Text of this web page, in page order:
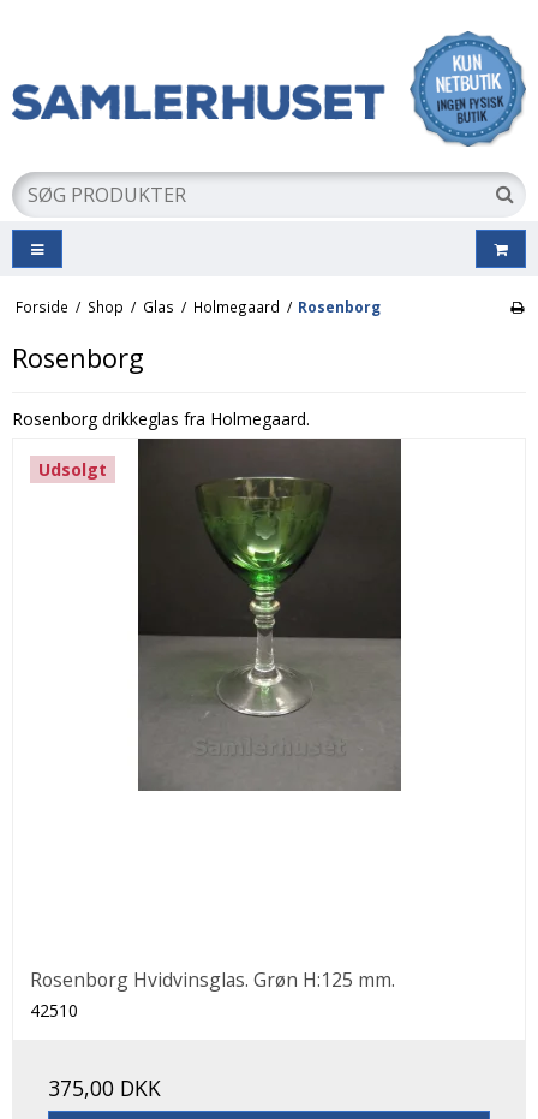
Forside / Shop / Glas / Holmegaard / Rosenborg
Rosenborg
Rosenborg drikkeglas fra Holmegaard.
Udsolgt
Rosenborg Hvidvinsglas. Grøn H:125 mm.
42510
375,00 DKK